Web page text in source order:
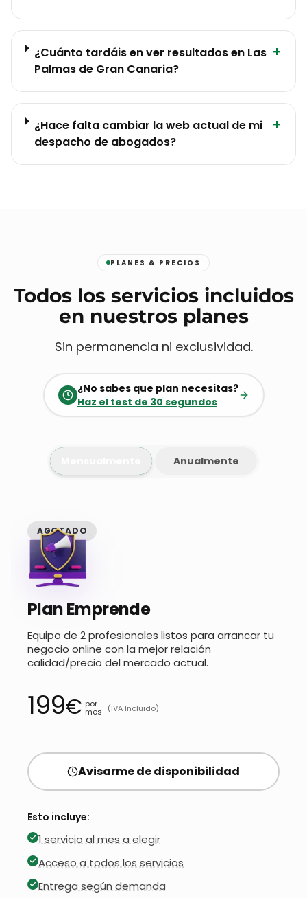
¿Cuánto tardáis en ver resultados en Las
Palmas de Gran Canaria?
+
¿Hace falta cambiar la web actual de mi
despacho de abogados?
+
PLANES & PRECIOS
Todos los servicios incluidos
en nuestros planes
Sin permanencia ni exclusividad.
¿No sabes que plan necesitas?
Haz el test de 30 segundos
Anualmente
AGOTADO
Plan Emprende
Equipo de 2 profesionales listos para arrancar tu
negocio online con la mejor relación
calidad/precio del mercado actual.
199€ por
mes (IVA Incluido)
Avisarme de disponibilidad
Esto incluye:
1 servicio al mes a elegir
Acceso a todos los servicios
Entrega según demanda